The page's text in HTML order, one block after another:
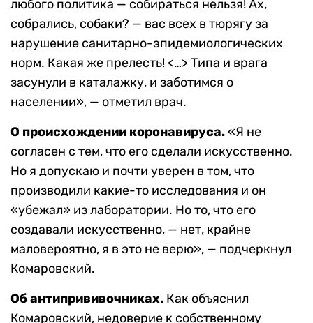
любого политика — собираться нельзя! Ах,
собрались, собаки? — вас всех в тюрягу за
нарушение санитарно-эпидемиологических
норм. Какая же прелесть! <…> Типа и врага
засунули в каталажку, и заботимся о
населении», — отметил врач.
О происхождении коронавируса.«Я не
согласен с тем, что его сделали искусственно.
Но я допускаю и почти уверен в том, что
производили какие-то исследования и он
«убежал» из лаборатории. Но то, что его
создавали искусственно, — нет, крайне
маловероятно, я в это не верю», — подчеркнул
Комаровский.
Об антипрививочниках. Как объяснил
Комаровский, недоверие к собственному